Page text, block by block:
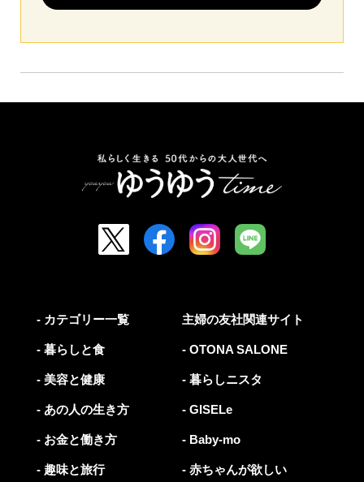
- カテゴリー一覧
- 暮らしと食
- 美容と健康
- あの人の生き方
- お金と働き方
- 趣味と旅行
主婦の友社関連サイト
- OTONA SALONE
- 暮らしニスタ
- GISELe
- Baby-mo
- 赤ちゃんが欲しい